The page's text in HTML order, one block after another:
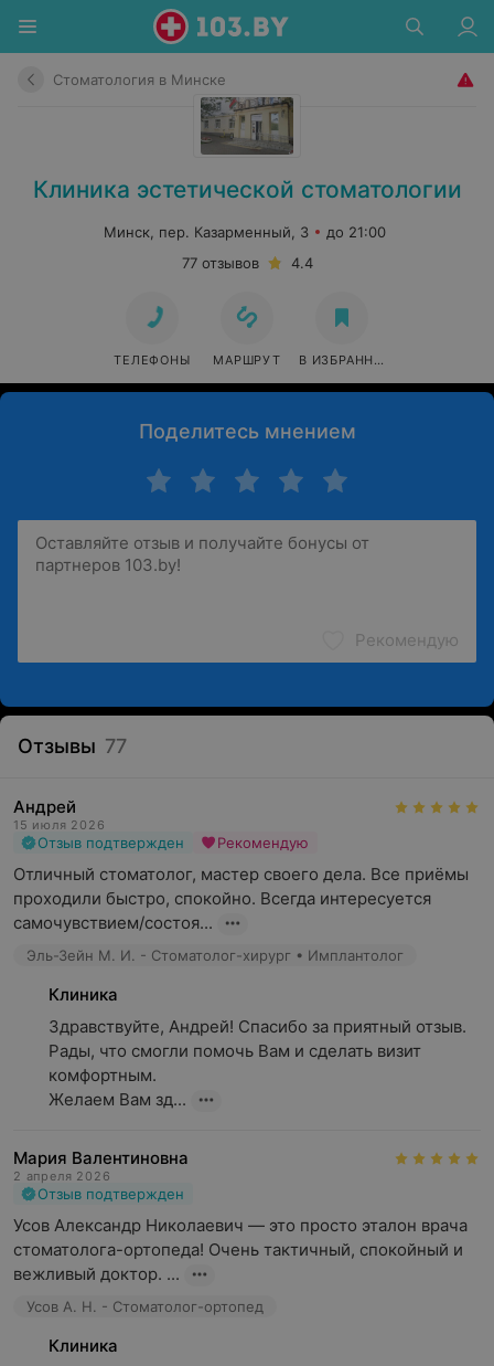
Стоматология в Минске
Клиника эстетической стоматологии
Минск, пер. Казарменный, 3
до 21:00
77 отзывов
4.4
ТЕЛЕФОНЫ МАРШРУТ В ИЗБРАННОЕ
Поделитесь мнением
Рекомендую
Отзывы 77
Андрей
15 июля 2026
Отзыв подтвержден Рекомендую
Отличный стоматолог, мастер своего дела. Все приёмы
проходили быстро, спокойно. Всегда интересуется
самочувствием/состоя...
Эль-Зейн М. И. - Стоматолог-хирург • Имплантолог
Клиника
Здравствуйте, Андрей! Спасибо за приятный отзыв.
Рады, что смогли помочь Вам и сделать визит
комфортным.
Желаем Вам зд...
Мария Валентиновна
2 апреля 2026
Отзыв подтвержден
Усов Александр Николаевич — это просто эталон врача
стоматолога-ортопеда! Очень тактичный, спокойный и
вежливый доктор. ...
Усов А. Н. - Стоматолог-ортопед
Клиника